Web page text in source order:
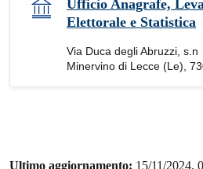
Ufficio Anagrafe,
Elettorale e Statistica
Via Duca degli Abruzzi, s.n
Minervino di Lecce (Le),
Ultimo aggiornamento: 15/11/2024,